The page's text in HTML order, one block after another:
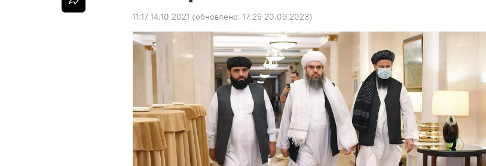
11:17 14.10.2021 (обновлено: 17:29 20.09.2023)